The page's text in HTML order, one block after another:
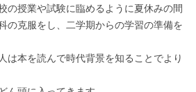
の授業や試験に臨めるように夏休みの間
の克服をし、二学期からの学習の準備を
は本を読んで時代背景を知ることでより